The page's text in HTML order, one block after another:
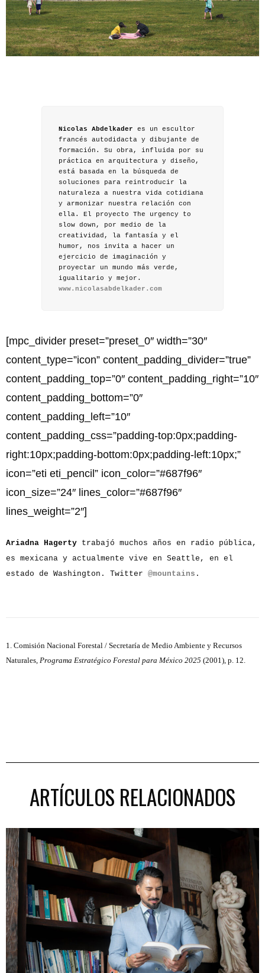
Nicolas Abdelkader es un escultor
francés autodidacta y dibujante de
formación. Su obra, influida por su
práctica en arquitectura y diseño,
está basada en la búsqueda de
soluciones para reintroducir la
naturaleza a nuestra vida cotidiana
y armonizar nuestra relación con
ella. El proyecto The urgency to
slow down, por medio de la
creatividad, la fantasía y el
humor, nos invita a hacer un
ejercicio de imaginación y
proyectar un mundo más verde,
igualitario y mejor.
www.nicolasabdelkader.com
[mpc_divider preset=”preset_0″ width=”30″
content_type=”icon” content_padding_divider=”true”
content_padding_top=”0″ content_padding_right=”10″
content_padding_bottom=”0″
content_padding_left=”10″
content_padding_css=”padding-top:0px;padding-
right:10px;padding-bottom:0px;padding-left:10px;”
icon=”eti eti_pencil” icon_color=”#687f96″
icon_size=”24″ lines_color=”#687f96″
lines_weight=”2″]
Ariadna Hagerty trabajó muchos años en radio pública,
es mexicana y actualmente vive en Seattle, en el
estado de Washington. Twitter @mountains .
1. Comisión Nacional Forestal / Secretaría de Medio Ambiente y Recursos
Naturales, Programa Estratégico Forestal para México 2025 (2001), p. 12.
ARTÍCULOS RELACIONADOS